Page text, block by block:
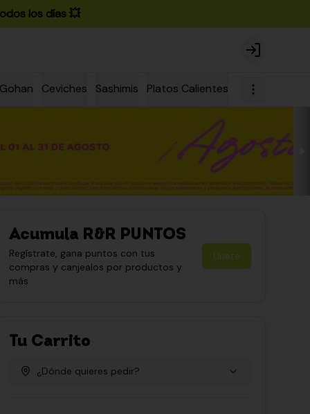
los días 💥
Login
Gohan Ceviches Sashimis Platos Calientes Nigiris
Acumula R&R PUNTOS
Regístrate, gana puntos con tus
compras y canjealos por productos y
más
Únete
Tu Carrito
¿Dónde quieres pedir?